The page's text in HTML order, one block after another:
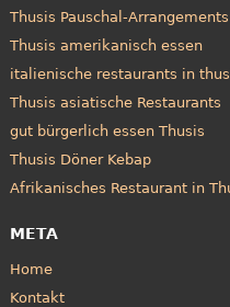
Thusis Pauschal-Arrangements
Thusis amerikanisch essen
italienische restaurants in
Thusis asiatische Restaurants
gut bürgerlich essen Thusis
Thusis Döner Kebap
Afrikanisches Restaurant in
META
Home
Kontakt